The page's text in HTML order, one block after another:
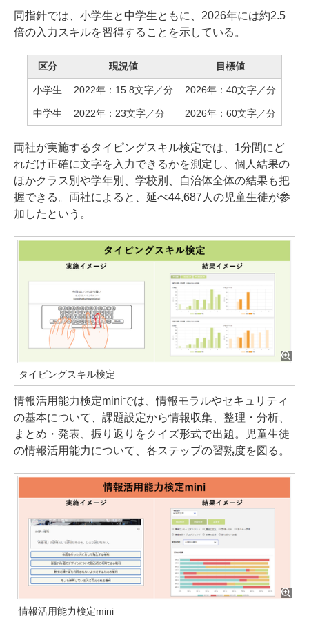
同指針では、小学生と中学生ともに、2026年には約2.5
倍の入力スキルを習得することを示している。
区分 現況値 目標値
小学生 2022年：15.8文字／分 2026年：40文字／分
中学生 2022年：23文字／分 2026年：60文字／分
両社が実施するタイピングスキル検定では、1分間にど
れだけ正確に文字を入力できるかを測定し、個人結果の
ほかクラス別や学年別、学校別、自治体全体の結果も把
握できる。両社によると、延べ44,687人の児童生徒が参
加したという。
タイピングスキル検定
情報活用能力検定miniでは、情報モラルやセキュリティ
の基本について、課題設定から情報収集、整理・分析、
まとめ・発表、振り返りをクイズ形式で出題。児童生徒
の情報活用能力について、各ステップの習熟度を図る。
情報活用能力検定mini